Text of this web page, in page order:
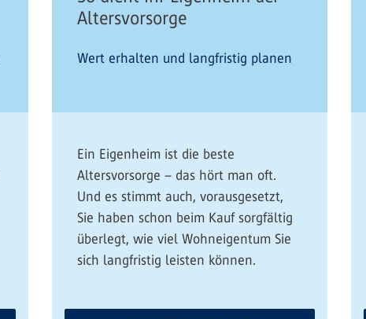
Altersvorsorge
Wert erhalten und langfristig planen
Ein Eigenheim ist die beste
Altersvorsorge – das hört man oft.
Und es stimmt auch, vorausgesetzt,
Sie haben schon beim Kauf sorgfältig
überlegt, wie viel Wohneigentum Sie
sich langfristig leisten können.